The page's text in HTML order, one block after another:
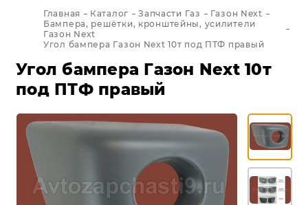
Главная Каталог Запчасти Газ
Газон Next
Бампера, решётки, кронштейны, усилители
Газон Next
Угол бампера Газон Next 10т под ПТФ правый
Угол бампера Газон Next 10т
под ПТФ правый